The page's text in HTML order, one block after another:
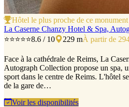
Hôtel le plus proche de ce monument
La Caserne Chanzy Hotel & Spa,
⭐⭐⭐⭐⭐8.6 / 10 229 mÀ partir de
Face à la cathédrale de Reims, La
Autograph Collection propose un spa,
sport dans le centre de Reims. L'hôtel
de la gare de…
Voir les disponibilités